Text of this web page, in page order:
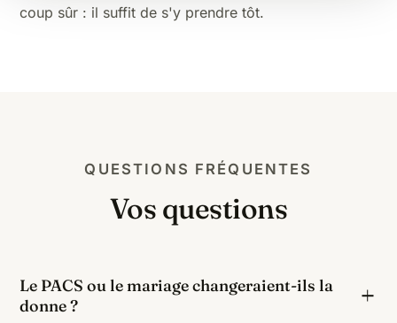
coup sûr : il suffit de s'y prendre tôt.
QUESTIONS FRÉQUENTES
Vos questions
Le PACS ou le mariage changeraient-ils la
donne ?